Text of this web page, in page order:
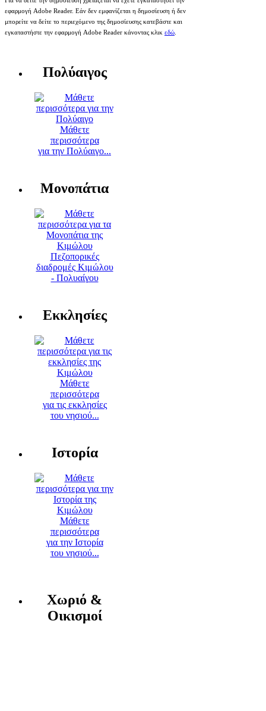
εφαρμογή Adobe Reader. Εάν δεν εμφανίζεται η δημοσίευση ή δεν
μπορείτε να δείτε το περιεχόμενο της δημοσίευσης κατεβάστε και
εγκαταστήστε την εφαρμογή Adobe Reader κάνοντας κλικ εδώ.
Πολύαιγος
Μάθετε
περισσότερα
για την Πολύαιγο...
Μονοπάτια
Πεζοπορικές
διαδρομές Κιμώλου
- Πολυαίγου
Εκκλησίες
Μάθετε
περισσότερα
για τις εκκλησίες
του νησιού...
Ιστορία
Μάθετε
περισσότερα
για την Ιστορία
του νησιού...
Χωριό &
Οικισμοί